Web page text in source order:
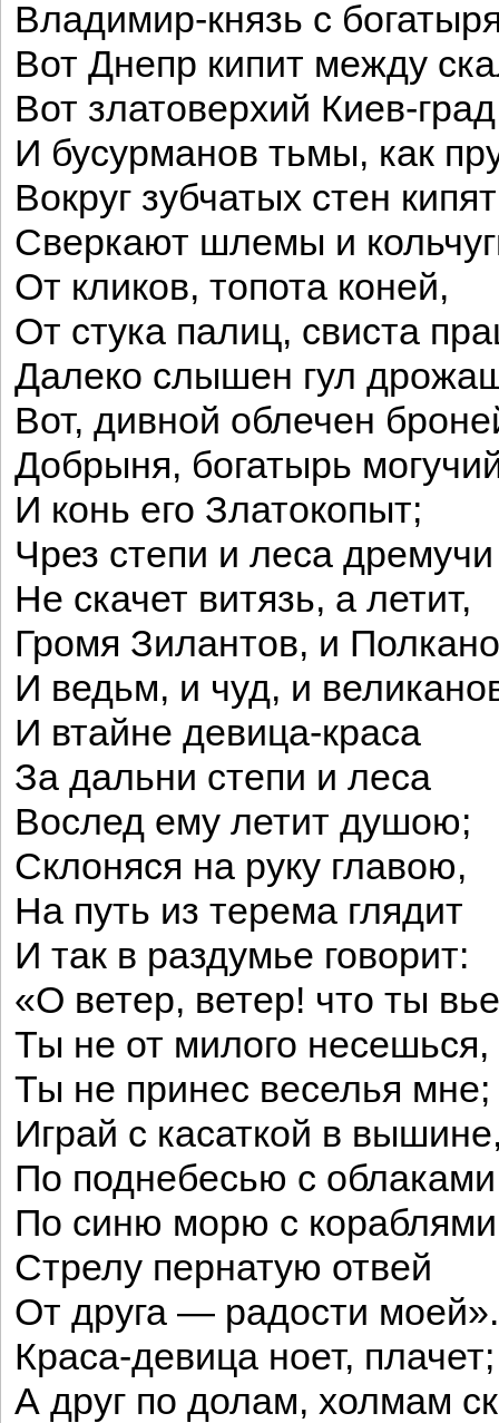
Владимир-князь с
Вот Днепр кипит между
Вот златоверхий Киев-
И бусурманов тьмы, как
Вокруг зубчатых стен
Сверкают шлемы и
От кликов, топота коней,
От стука палиц, свиста
Далеко слышен гул
Вот, дивной облечен
Добрыня, богатырь
И конь его Златокопыт;
Чрез степи и леса дремучи
Не скачет витязь, а летит,
Громя Зилантов, и
И ведьм, и чуд, и
И втайне девица-краса
За дальни степи и леса
Вослед ему летит душою;
Склоняся на руку главою,
На путь из терема глядит
И так в раздумье говорит:
«О ветер, ветер! что ты
Ты не от милого несешься,
Ты не принес веселья мне;
Играй с касаткой в
По поднебесью с
По синю морю с
Стрелу пернатую отвей
От друга — радости моей».
Краса-девица ноет, плачет;
А друг по долам, холмам